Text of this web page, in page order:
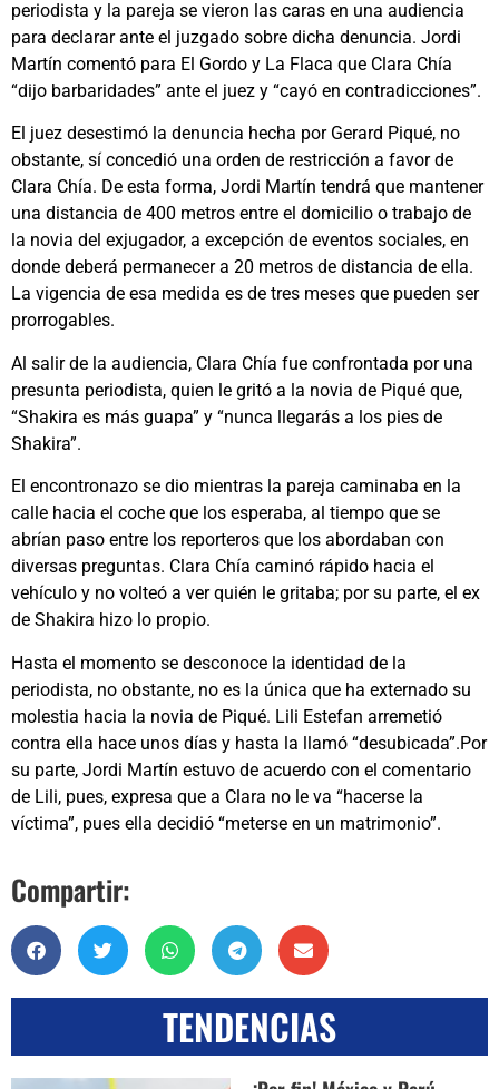
periodista y la pareja se vieron las caras en una audiencia
para declarar ante el juzgado sobre dicha denuncia. Jordi
Martín comentó para El Gordo y La Flaca que Clara Chía
“dijo barbaridades” ante el juez y “cayó en contradicciones”.
El juez desestimó la denuncia hecha por Gerard Piqué, no
obstante, sí concedió una orden de restricción a favor de
Clara Chía. De esta forma, Jordi Martín tendrá que mantener
una distancia de 400 metros entre el domicilio o trabajo de
la novia del exjugador, a excepción de eventos sociales, en
donde deberá permanecer a 20 metros de distancia de ella.
La vigencia de esa medida es de tres meses que pueden ser
prorrogables.
Al salir de la audiencia, Clara Chía fue confrontada por una
presunta periodista, quien le gritó a la novia de Piqué que,
“Shakira es más guapa” y “nunca llegarás a los pies de
Shakira”.
El encontronazo se dio mientras la pareja caminaba en la
calle hacia el coche que los esperaba, al tiempo que se
abrían paso entre los reporteros que los abordaban con
diversas preguntas. Clara Chía caminó rápido hacia el
vehículo y no volteó a ver quién le gritaba; por su parte, el ex
de Shakira hizo lo propio.
Hasta el momento se desconoce la identidad de la
periodista, no obstante, no es la única que ha externado su
molestia hacia la novia de Piqué. Lili Estefan arremetió
contra ella hace unos días y hasta la llamó “desubicada”.Por
su parte, Jordi Martín estuvo de acuerdo con el comentario
de Lili, pues, expresa que a Clara no le va “hacerse la
víctima”, pues ella decidió “meterse en un matrimonio”.
Compartir:
TENDENCIAS